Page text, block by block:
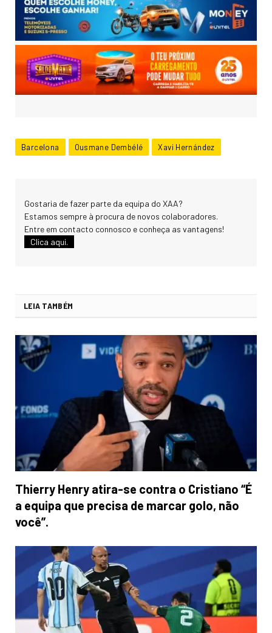
Barcelona Ousmane Dembélé Xavi Hernández
Gostaria de fazer parte da equipa do XAA?
Estamos sempre à procura de novos colaboradores.
Entre em contacto connosco e conheça as vantagens!
Clica aqui.
LEIA TAMBÉM
Thierry Henry atira-se contra o Cristiano “É
a equipa que precisa de marcar golo, não
você”.